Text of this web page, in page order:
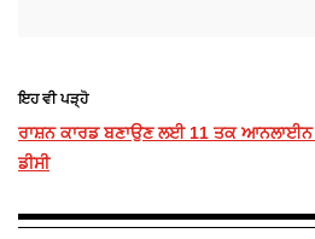
ਇਹ ਵੀ ਪੜ੍ਹੋ
ਰਾਸ਼ਨ ਕਾਰਡ ਬਣਾਉਣ ਲਈ 11 ਤਕ
ਡੀਸੀ